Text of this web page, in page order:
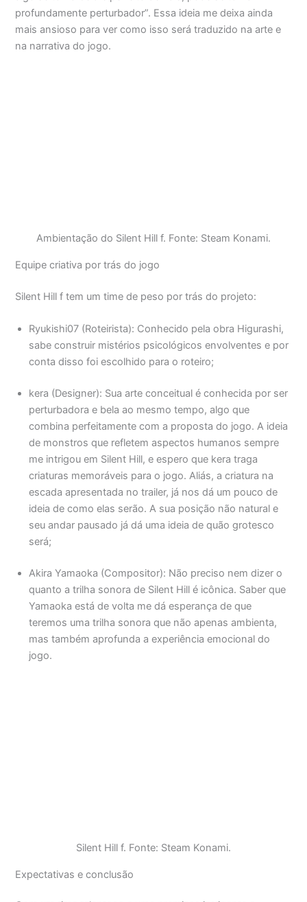
profundamente perturbador”. Essa ideia me deixa ainda
mais ansioso para ver como isso será traduzido na arte e
na narrativa do jogo.
Ambientação do Silent Hill f. Fonte: Steam Konami.
Equipe criativa por trás do jogo
Silent Hill f tem um time de peso por trás do projeto:
Ryukishi07 (Roteirista): Conhecido pela obra Higurashi,
sabe construir mistérios psicológicos envolventes e por
conta disso foi escolhido para o roteiro;
kera (Designer): Sua arte conceitual é conhecida por ser
perturbadora e bela ao mesmo tempo, algo que
combina perfeitamente com a proposta do jogo. A ideia
de monstros que refletem aspectos humanos sempre
me intrigou em Silent Hill, e espero que kera traga
criaturas memoráveis para o jogo. Aliás, a criatura na
escada apresentada no trailer, já nos dá um pouco de
ideia de como elas serão. A sua posição não natural e
seu andar pausado já dá uma ideia de quão grotesco
será;
Akira Yamaoka (Compositor): Não preciso nem dizer o
quanto a trilha sonora de Silent Hill é icônica. Saber que
Yamaoka está de volta me dá esperança de que
teremos uma trilha sonora que não apenas ambienta,
mas também aprofunda a experiência emocional do
jogo.
Silent Hill f. Fonte: Steam Konami.
Expectativas e conclusão